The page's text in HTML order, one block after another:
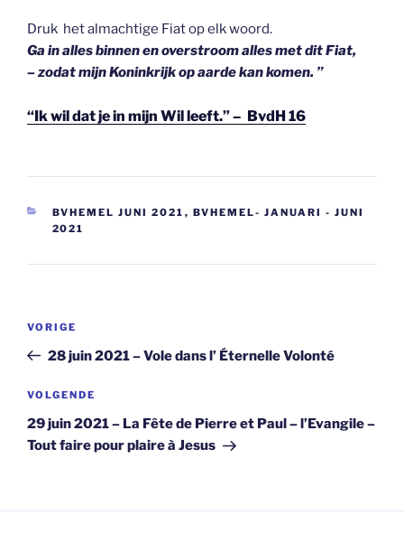
Druk het almachtige Fiat op elk woord.
Ga in alles binnen en overstroom alles met dit Fiat,
– zodat mijn Koninkrijk op aarde kan komen. ”
“Ik wil dat je in mijn Wil leeft.” – BvdH 16
CATEGORIEËN
BVHEMEL JUNI 2021 , BVHEMEL- JANUARI - JUNI
2021
Vorig
bericht
VORIGE
28 juin 2021 – Vole dans l’ Éternelle Volonté
Volgend
bericht
VOLGENDE
29 juin 2021 – La Fête de Pierre et Paul – l’Evangile –
Tout faire pour plaire à Jesus